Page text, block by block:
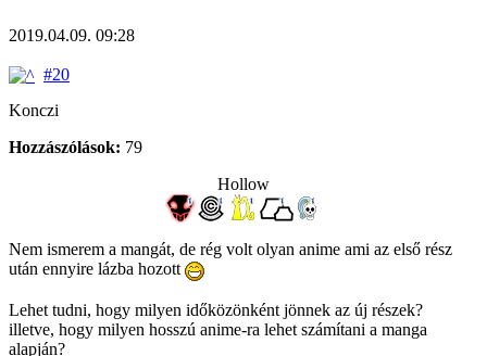
2019.04.09. 09:28
#20
Konczi
Hozzászólások: 79
Hollow
Nem ismerem a mangát, de rég volt olyan anime ami az első rész
után ennyire lázba hozott
Lehet tudni, hogy milyen időközönként jönnek az új részek?
illetve, hogy milyen hosszú anime-ra lehet számítani a manga
alapján?